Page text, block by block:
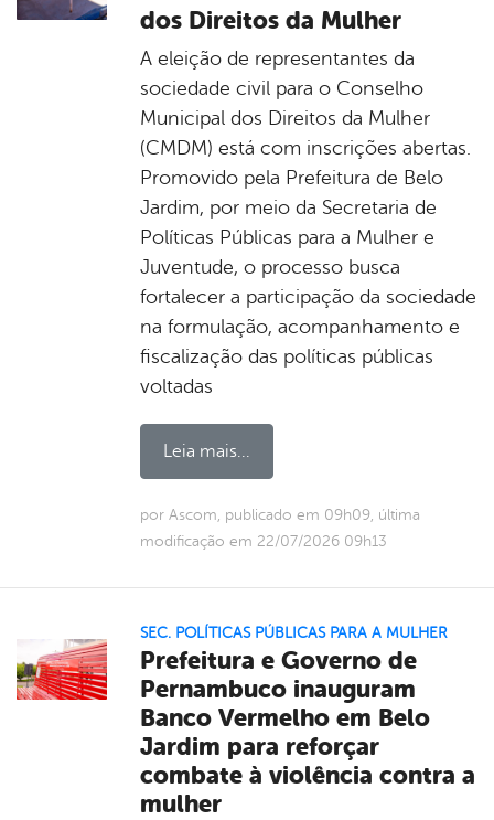
dos Direitos da Mulher
A eleição de representantes da
sociedade civil para o Conselho
Municipal dos Direitos da Mulher
(CMDM) está com inscrições abertas.
Promovido pela Prefeitura de Belo
Jardim, por meio da Secretaria de
Políticas Públicas para a Mulher e
Juventude, o processo busca
fortalecer a participação da sociedade
na formulação, acompanhamento e
fiscalização das políticas públicas
voltadas
Leia mais...
por Ascom, publicado em 09h09, última
modificação em 22/07/2026 09h13
SEC. POLÍTICAS PÚBLICAS PARA A MULHER
Prefeitura e Governo de
Pernambuco inauguram
Banco Vermelho em Belo
Jardim para reforçar
combate à violência contra a
mulher